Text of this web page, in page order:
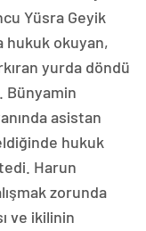
Yüsra Geyik
hukuk okuyan,
yurda döndü
Bünyamin
asistan
hukuk
Harun
zorunda
ve ikilinin